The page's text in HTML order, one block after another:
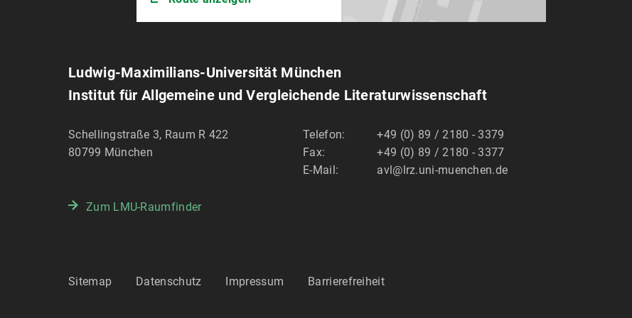
Ludwig-Maximilians-Universität München
Institut für Allgemeine und Vergleichende Literaturwissenschaft
Schellingstraße 3, Raum R 422
80799 München
Telefon:
+49 (0) 89 / 2180 - 3379
Fax:
+49 (0) 89 / 2180 - 3377
E-Mail:
avl@lrz.uni-muenchen.de
Zum LMU-Raumfinder
Sitemap Datenschutz Impressum Barrierefreiheit